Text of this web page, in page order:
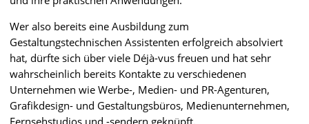
Wer also bereits eine Ausbildung zum
Gestaltungstechnischen Assistenten erfolgreich absolviert
hat, dürfte sich über viele Déjà-vus freuen und hat sehr
wahrscheinlich bereits Kontakte zu verschiedenen
Unternehmen wie Werbe-, Medien- und PR-Agenturen,
Grafikdesign- und Gestaltungsbüros, Medienunternehmen,
Fernsehstudios und -sendern geknüpft.